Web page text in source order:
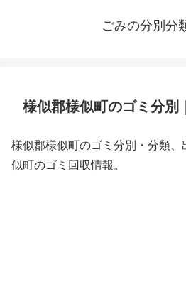
ごみの分別分
様似郡様似町のゴミ分別
様似郡様似町のゴミ分別・分類
似町のゴミ回収情報。